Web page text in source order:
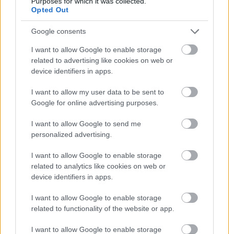
Opted Out
Google consents
I want to allow Google to enable storage
related to advertising like cookies on web or
device identifiers in apps.
I want to allow my user data to be sent to
Google for online advertising purposes.
I want to allow Google to send me
personalized advertising.
I want to allow Google to enable storage
related to analytics like cookies on web or
device identifiers in apps.
I want to allow Google to enable storage
related to functionality of the website or app.
I want to allow Google to enable storage
Borászat)
Vabrik Ákos – Elnökségi tag (Vabrik Pince)